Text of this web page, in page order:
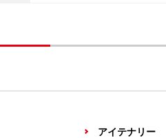
アイテナリー